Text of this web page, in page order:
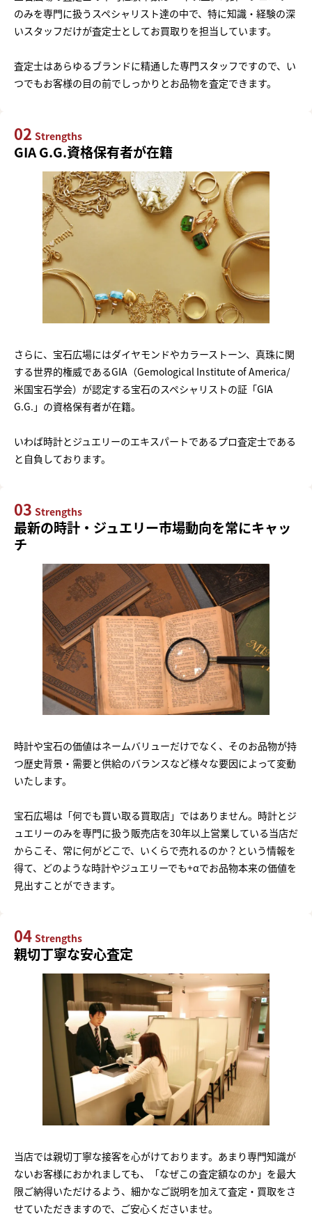
のみを専門に扱うスペシャリスト達の中で、特に知識・経験の深
いスタッフだけが査定士としてお買取りを担当しています。
査定士はあらゆるブランドに精通した専門スタッフですので、い
つでもお客様の目の前でしっかりとお品物を査定できます。
02 Strengths
GIA G.G.資格保有者が在籍
さらに、宝石広場にはダイヤモンドやカラーストーン、真珠に関
する世界的権威であるGIA（Gemological Institute of America/
米国宝石学会）が認定する宝石のスペシャリストの証「GIA
G.G.」の資格保有者が在籍。
いわば時計とジュエリーのエキスパートであるプロ査定士である
と自負しております。
03 Strengths
最新の時計・ジュエリー市場動向を常にキャッ
チ
時計や宝石の価値はネームバリューだけでなく、そのお品物が持
つ歴史背景・需要と供給のバランスなど様々な要因によって変動
いたします。
宝石広場は「何でも買い取る買取店」ではありません。時計とジ
ュエリーのみを専門に扱う販売店を30年以上営業している当店だ
からこそ、常に何がどこで、いくらで売れるのか？という情報を
得て、どのような時計やジュエリーでも+αでお品物本来の価値を
見出すことができます。
04 Strengths
親切丁寧な安心査定
当店では親切丁寧な接客を心がけております。あまり専門知識が
ないお客様におかれましても、「なぜこの査定額なのか」を最大
限ご納得いただけるよう、細かなご説明を加えて査定・買取をさ
せていただきますので、ご安心くださいませ。